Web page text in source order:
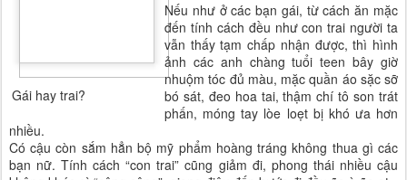
Gái hay trai?
Nếu như ở các bạn gái, từ cách ăn mặc
đến tính cách đều như con trai người ta
vẫn thấy tạm chấp nhận được, thì hình
ảnh các anh chàng tuổi teen bây giờ
nhuộm tóc đủ màu, mặc quần áo sặc sỡ
bó sát, đeo hoa tai, thậm chí tô son trát
phấn, móng tay lòe loẹt bị khó ưa hơn
nhiều.
Có cậu còn sắm hẳn bộ mỹ phẩm hoàng tráng không thua gì các
bạn nữ. Tính cách “con trai” cũng giảm đi, phong thái nhiều cậu